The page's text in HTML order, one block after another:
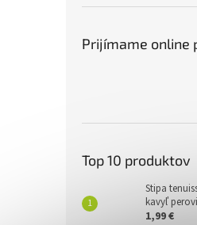
Prijímame online
Top 10 produktov
Stipa
kavyľ
1,99 €